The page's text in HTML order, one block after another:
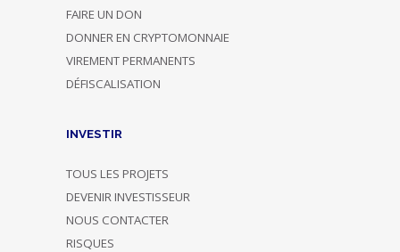
FAIRE UN DON
DONNER EN CRYPTOMONNAIE
VIREMENT PERMANENTS
DÉFISCALISATION
INVESTIR
TOUS LES PROJETS
DEVENIR INVESTISSEUR
NOUS CONTACTER
RISQUES